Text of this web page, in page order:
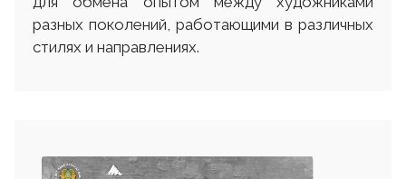
разных поколений, работающими в различных
стилях и направлениях.